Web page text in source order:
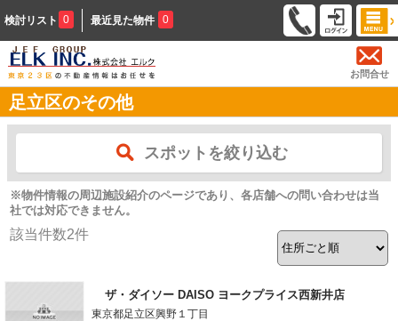
検討リスト 0 最近見た物件 0
お問合せ
足立区のその他
スポットを絞り込む
※物件情報の周辺施設紹介のページであり、各店舗への問い合わせは当
社では対応できません。
該当件数2件
ザ・ダイソー DAISO ヨークプライス西新井店
東京都足立区興野１丁目